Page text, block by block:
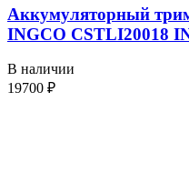
Аккумуляторный
INGCO CSTLI20018
В наличии
19700 ₽